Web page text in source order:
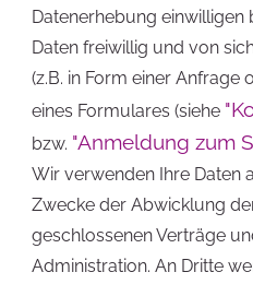
Datenerhebung einwilligen
Daten freiwillig und von
(z.B. in Form einer
eines Formulares (siehe
bzw. "Anmeldung zum
Wir verwenden Ihre Daten
Zwecke der Abwicklung
geschlossenen Verträge
Administration. An Dritte